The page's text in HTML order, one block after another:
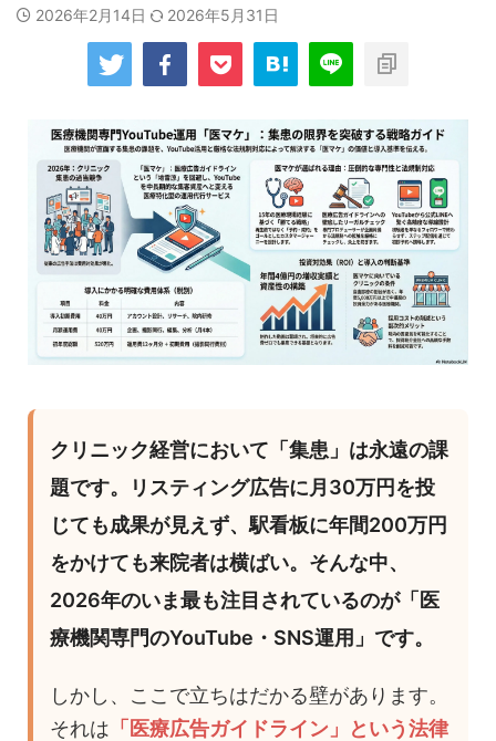
2026年2月14日 2026年5月31日
クリニック経営において「集患」は永遠の課
題です。リスティング広告に月30万円を投
じても成果が見えず、駅看板に年間200万円
をかけても来院者は横ばい。そんな中、
2026年のいま最も注目されているのが「医
療機関専門のYouTube・SNS運用」です。
しかし、ここで立ちはだかる壁があります。
それは 「医療広告ガイドライン」という法律